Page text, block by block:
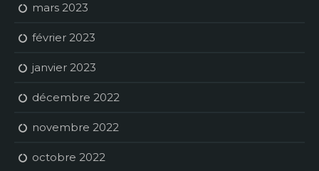
mars 2023
février 2023
janvier 2023
décembre 2022
novembre 2022
octobre 2022